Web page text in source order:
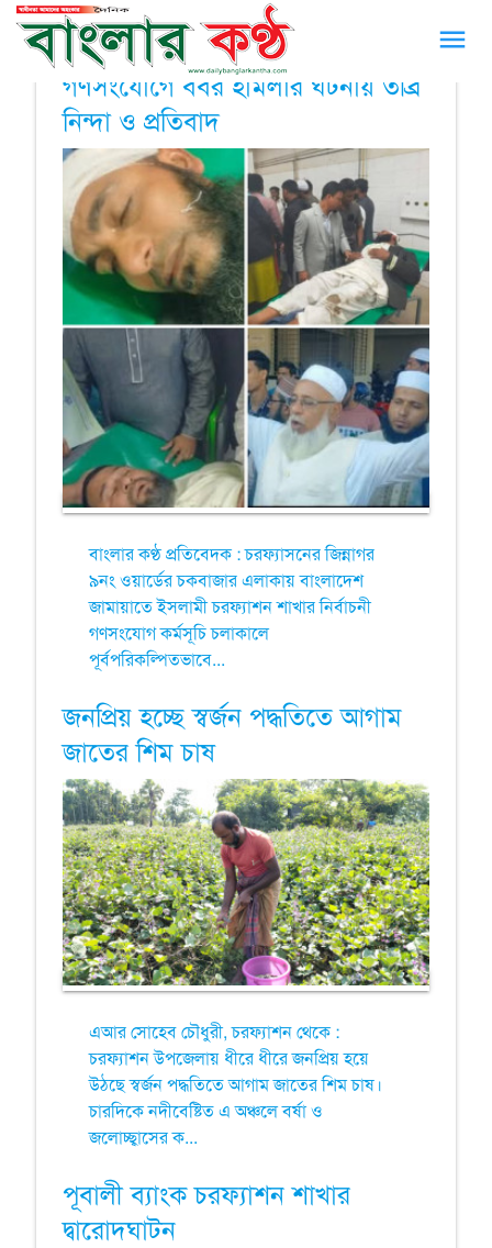
menu
চরফ্যাশনে জামায়াতের নির্বাচনী
গণসংযোগে বর্বর হামলার ঘটনায় তীব্র
নিন্দা ও প্রতিবাদ
বাংলার কণ্ঠ প্রতিবেদক : চরফ্যাসনের জিন্নাগর
৯নং ওয়ার্ডের চকবাজার এলাকায় বাংলাদেশ
জামায়াতে ইসলামী চরফ্যাশন শাখার নির্বাচনী
গণসংযোগ কর্মসূচি চলাকালে
পূর্বপরিকল্পিতভাবে...
জনপ্রিয় হচ্ছে স্বর্জন পদ্ধতিতে আগাম
জাতের শিম চাষ
এআর সোহেব চৌধুরী, চরফ্যাশন থেকে :
চরফ্যাশন উপজেলায় ধীরে ধীরে জনপ্রিয় হয়ে
উঠছে স্বর্জন পদ্ধতিতে আগাম জাতের শিম চাষ।
চারদিকে নদীবেষ্টিত এ অঞ্চলে বর্ষা ও
জলোচ্ছ্বাসের ক...
পূবালী ব্যাংক চরফ্যাশন শাখার
দ্বারোদঘাটন